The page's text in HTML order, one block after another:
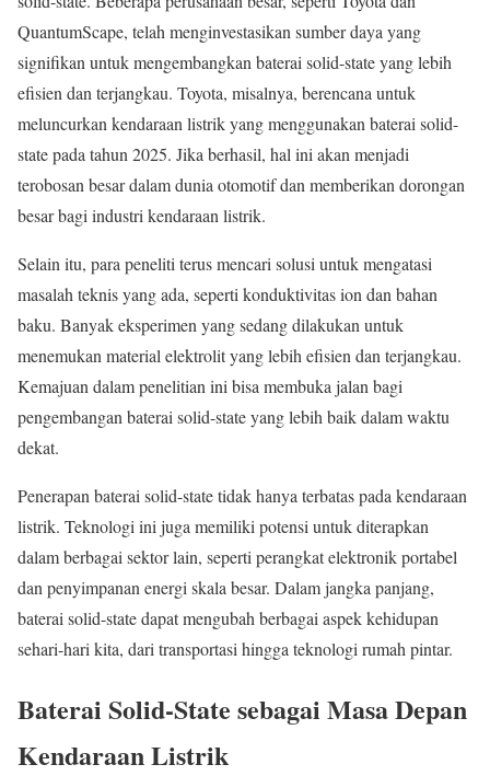
QuantumScape, telah menginvestasikan sumber daya yang
signifikan untuk mengembangkan baterai solid-state yang lebih
efisien dan terjangkau. Toyota, misalnya, berencana untuk
meluncurkan kendaraan listrik yang menggunakan baterai solid-
state pada tahun 2025. Jika berhasil, hal ini akan menjadi
terobosan besar dalam dunia otomotif dan memberikan dorongan
besar bagi industri kendaraan listrik.
Selain itu, para peneliti terus mencari solusi untuk mengatasi
masalah teknis yang ada, seperti konduktivitas ion dan bahan
baku. Banyak eksperimen yang sedang dilakukan untuk
menemukan material elektrolit yang lebih efisien dan terjangkau.
Kemajuan dalam penelitian ini bisa membuka jalan bagi
pengembangan baterai solid-state yang lebih baik dalam waktu
dekat.
Penerapan baterai solid-state tidak hanya terbatas pada kendaraan
listrik. Teknologi ini juga memiliki potensi untuk diterapkan
dalam berbagai sektor lain, seperti perangkat elektronik portabel
dan penyimpanan energi skala besar. Dalam jangka panjang,
baterai solid-state dapat mengubah berbagai aspek kehidupan
sehari-hari kita, dari transportasi hingga teknologi rumah pintar.
Baterai Solid-State sebagai Masa Depan
Kendaraan Listrik